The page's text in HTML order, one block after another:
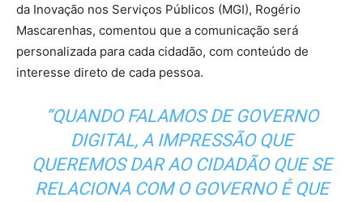
da Inovação nos Serviços Públicos (MGI), Rogério
Mascarenhas, comentou que a comunicação será
personalizada para cada cidadão, com conteúdo de
interesse direto de cada pessoa.
“QUANDO FALAMOS DE GOVERNO
DIGITAL, A IMPRESSÃO QUE
QUEREMOS DAR AO CIDADÃO QUE SE
RELACIONA COM O GOVERNO É QUE